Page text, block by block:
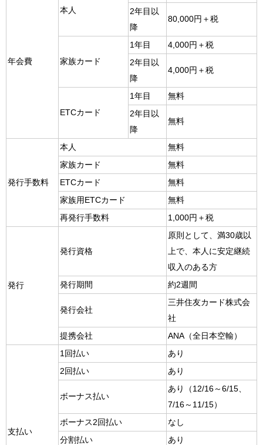
年会費
本人
2年目以
降
80,000円＋税
家族カード
1年目
4,000円＋税
2年目以
降
4,000円＋税
ETCカード
1年目
無料
2年目以
降
無料
発行手数料
本人
無料
家族カード
無料
ETCカード
無料
家族用ETCカード
無料
再発行手数料
1,000円＋税
発行
発行資格
原則として、満30歳以
上で、本人に安定継続
収入のある方
発行期間
約2週間
発行会社
三井住友カード株式会
社
提携会社
ANA（全日本空輸）
支払い
1回払い
あり
2回払い
あり
ボーナス払い
あり（12/16～6/15、
7/16～11/15）
ボーナス2回払い
なし
分割払い
あり